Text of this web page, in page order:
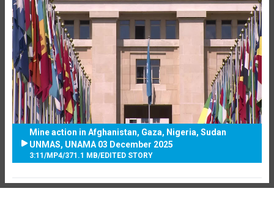
Mine action in Afghanistan, Gaza, Nigeria, Sudan
UNMAS, UNAMA 03 December 2025
3:11 /MP4/371.1 MB/EDITED STORY